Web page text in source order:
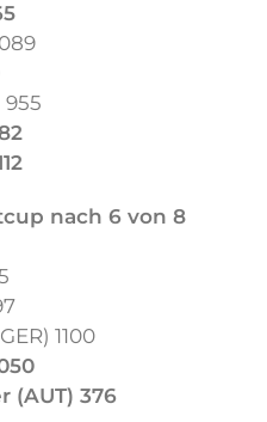
nach 6 von 8
1100
(AUT) 376